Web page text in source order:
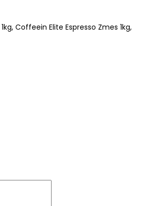
Elite Espresso Zmes 1kg,